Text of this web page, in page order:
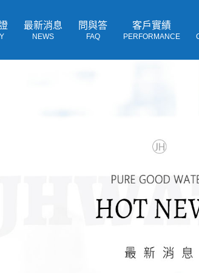
最新消息
NEWS
問與答
FAQ
客戶實績
PERFORMANCE